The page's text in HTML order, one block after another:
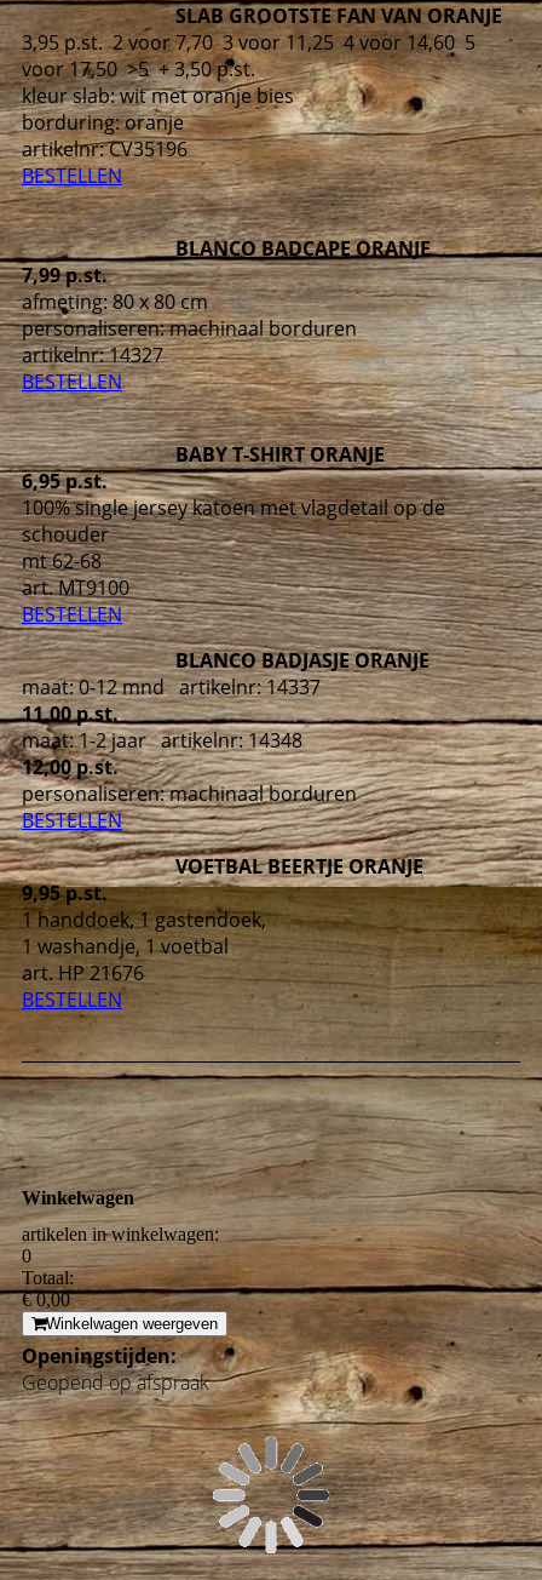
SLAB GROOTSTE FAN VAN ORANJE
3,95 p.st. 2 voor 7,70 3 voor 11,25 4 voor 14,60 5
voor 17,50 >5 + 3,50 p.st.
kleur slab: wit met oranje bies
borduring: oranje
artikelnr:CV35196
BESTELLEN
BLANCO BADCAPE ORANJE
7,99 p.st.
afmeting: 80 x 80 cm
personaliseren: machinaal borduren
artikelnr:14327
BESTELLEN
BABY T-SHIRT ORANJE
6,95 p.st.
100% single jersey katoen met vlagdetail op de
schouder
mt 62-68
art. MT9100
BESTELLEN
BLANCO BADJASJE ORANJE
maat: 0-12 mnd artikelnr: 14337
11,00 p.st.
maat: 1-2 jaar artikelnr: 14348
12,00 p.st.
personaliseren: machinaal borduren
BESTELLEN
VOETBAL BEERTJE ORANJE
9,95 p.st.
1 handdoek, 1 gastendoek,
1 washandje, 1 voetbal
art. HP 21676
BESTELLEN
Winkelwagen
artikelen in winkelwagen:
0
Totaal:
€ 0,00
Winkelwagen weergeven
Openingstijden:
Geopend op afspraak